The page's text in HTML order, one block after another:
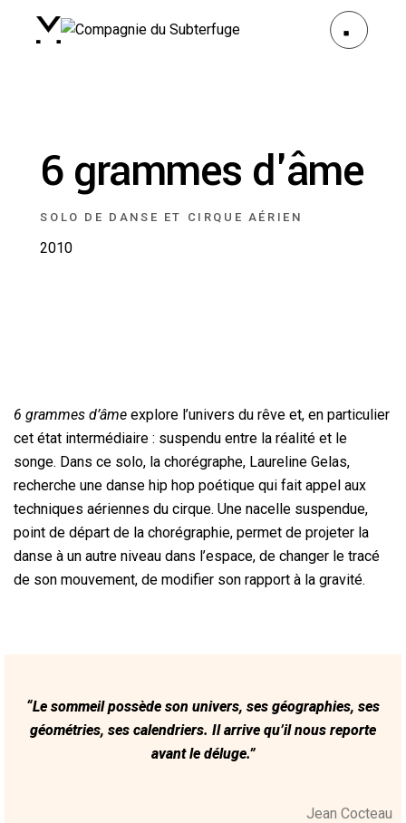
6 grammes d'âme
SOLO DE DANSE ET CIRQUE AÉRIEN
2010
6 grammes d’âme explore l’univers du rêve et, en particulier
cet état intermédiaire : suspendu entre la réalité et le
songe. Dans ce solo, la chorégraphe, Laureline Gelas,
recherche une danse hip hop poétique qui fait appel aux
techniques aériennes du cirque. Une nacelle suspendue,
point de départ de la chorégraphie, permet de projeter la
danse à un autre niveau dans l’espace, de changer le tracé
de son mouvement, de modifier son rapport à la gravité.
“Le sommeil possède son univers, ses géographies, ses
géométries, ses calendriers. Il arrive qu’il nous reporte
avant le déluge.”
Jean Cocteau